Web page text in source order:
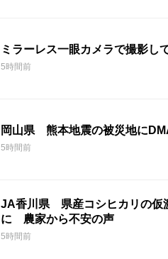
ミラーレス一眼カメラで撮影
5時間前
岡山県 熊本地震の被災地に
5時間前
JA香川県 県産コシヒカリの仮
に 農家から不安の声
5時間前